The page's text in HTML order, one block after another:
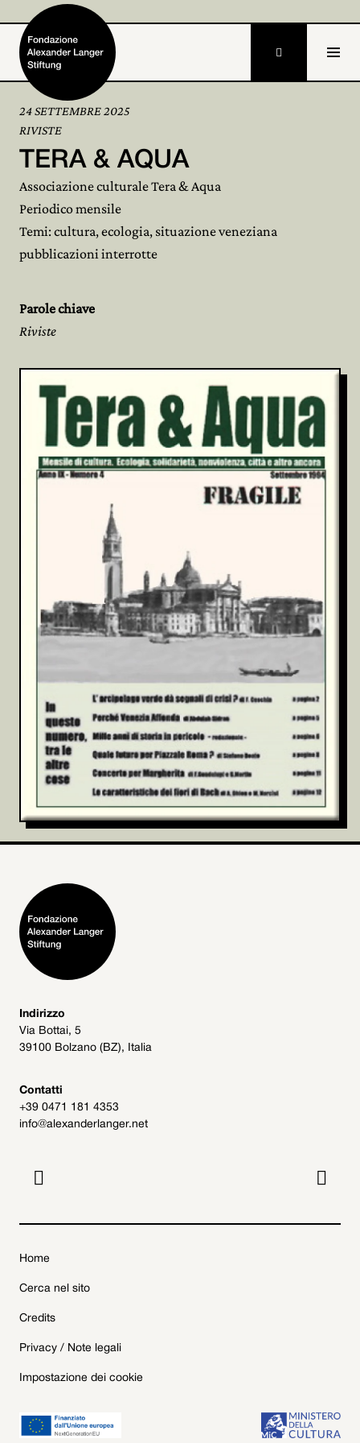
Home
Attività e progetti
Alexander Langer
Partecipa

24 SETTEMBRE 2025
RIVISTE
TERA & AQUA
Associazione culturale Tera & Aqua
Periodico mensile
Temi: cultura, ecologia, situazione veneziana
pubblicazioni interrotte
Parole chiave
Riviste
Indirizzo
Via Bottai, 5
39100 Bolzano (BZ), Italia
Contatti
+39 0471 181 4353
info@alexanderlanger.net
 
Home
Cerca nel sito
Credits
Privacy / Note legali
Impostazione dei cookie